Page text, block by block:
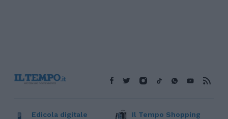
Edicola digitale Il Tempo Shopping